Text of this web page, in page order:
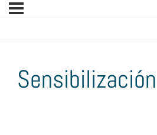
Sensibilización